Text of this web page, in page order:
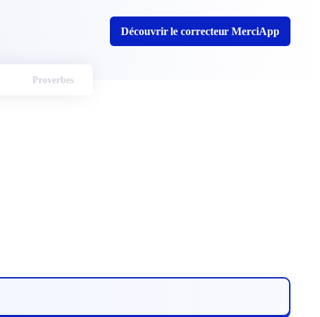
Découvrir le correcteur MerciApp
Proverbes